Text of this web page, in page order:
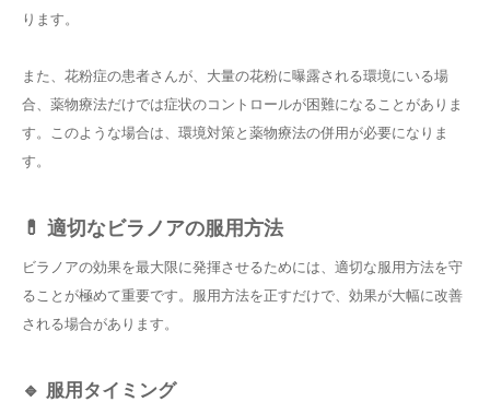
ります。
また、花粉症の患者さんが、大量の花粉に曝露される環境にいる場
合、薬物療法だけでは症状のコントロールが困難になることがありま
す。このような場合は、環境対策と薬物療法の併用が必要になりま
す。
💊 適切なビラノアの服用方法
ビラノアの効果を最大限に発揮させるためには、適切な服用方法を守
ることが極めて重要です。服用方法を正すだけで、効果が大幅に改善
される場合があります。
🔹 服用タイミング